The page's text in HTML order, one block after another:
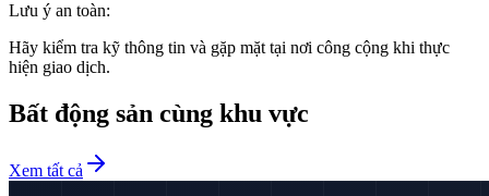
Lưu ý an toàn:
Hãy kiểm tra kỹ thông tin và gặp mặt tại nơi công cộng khi thực
hiện giao dịch.
Bất động sản cùng khu vực
Xem tất cả